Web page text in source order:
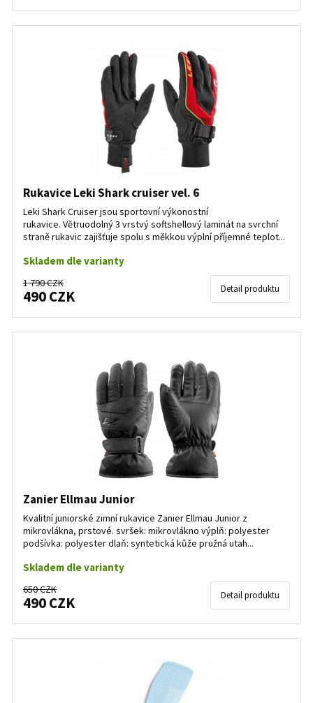
Rukavice Leki Shark cruiser vel. 6
Leki Shark Cruiser jsou sportovní výkonostní
rukavice. Větruodolný 3 vrstvý softshellový laminát na svrchní
straně rukavic zajišťuje spolu s měkkou výplní příjemné teplot...
Skladem dle varianty
1 790 CZK
490 CZK Detail produktu
Zanier Ellmau Junior
Kvalitní juniorské zimní rukavice Zanier Ellmau Junior z
mikrovlákna, prstové. svršek: mikrovlákno výplň: polyester
podšívka: polyester dlaň: syntetická kůže pružná utah...
Skladem dle varianty
650 CZK
490 CZK Detail produktu